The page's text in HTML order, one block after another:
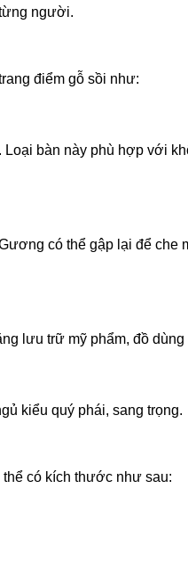
người.
điểm gỗ sồi như:
bàn này phù hợp với
có thể gập lại để che
lưu trữ mỹ phẩm, đồ dùng
kiểu quý phái, sang trọng.
có kích thước như sau: